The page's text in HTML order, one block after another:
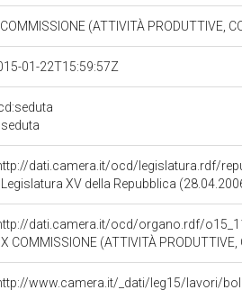
(ATTIVITÀ PRODUTTIVE,
01-22T15:59:57Z
seduta
dati.camera.it/ocd/legislatura.rdf/
Legislatura XV della Repubblica
dati.camera.it/ocd/organo.rdf/
X COMMISSIONE (ATTIVITÀ
www.camera.it/_dati/leg15/lavori/